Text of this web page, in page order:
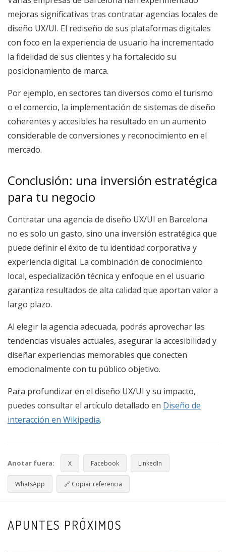
mejoras significativas tras contratar agencias locales de
diseño UX/UI. El rediseño de sus plataformas digitales
con foco en la experiencia de usuario ha incrementado
la fidelidad de sus clientes y ha fortalecido su
posicionamiento de marca.
Por ejemplo, en sectores tan diversos como el turismo
o el comercio, la implementación de sistemas de diseño
coherentes y accesibles ha resultado en un aumento
considerable de conversiones y reconocimiento en el
mercado.
Conclusión: una inversión estratégica
para tu negocio
Contratar una agencia de diseño UX/UI en Barcelona
no es solo un gasto, sino una inversión estratégica que
puede definir el éxito de tu identidad corporativa y
experiencia digital. La combinación de conocimiento
local, especialización técnica y enfoque en el usuario
garantiza resultados de alta calidad que aportan valor a
largo plazo.
Al elegir la agencia adecuada, podrás aprovechar las
tendencias visuales actuales, asegurar la accesibilidad y
diseñar experiencias memorables que conecten
emocionalmente con tu público objetivo.
Para profundizar en el diseño UX/UI y su impacto,
puedes consultar el artículo detallado en Diseño de
interacción en Wikipedia.
Anotar fuera: X Facebook LinkedIn
WhatsApp 🔗 Copiar referencia
APUNTES PRÓXIMOS